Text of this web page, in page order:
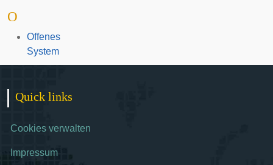
O
Offenes
System
Quick links
Cookies verwalten
Impressum